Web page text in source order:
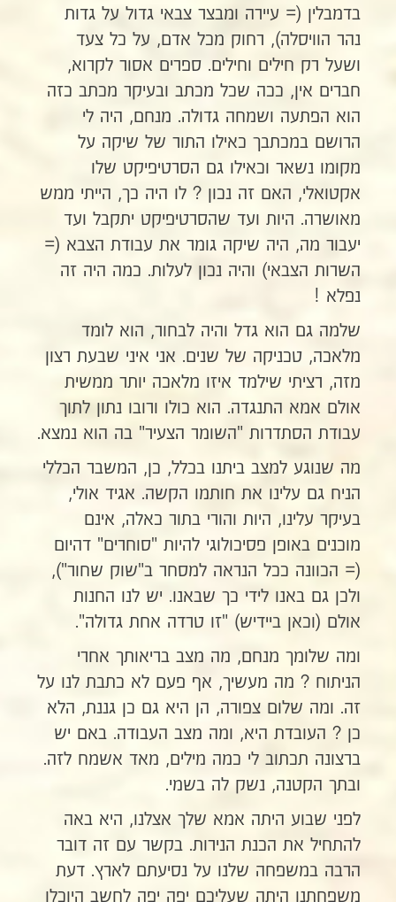
בדמבלין (= עיירה ומבצר צבאי גדול על גדות
נהר הוויסלה), רחוק מכל אדם, על כל צעד
ושעל רק חילים וחילים. ספרים אסור לקרוא,
חברים אין, ככה שכל מכתב ובעיקר מכתב כזה
הוא הפתעה ושמחה גדולה. מנחם, היה לי
הרושם במכתבך כאילו התור של שיקה על
מקומו נשאר וכאילו גם הסרטיפיקט שלו
אקטואלי, האם זה נכון ? לו היה כך, הייתי ממש
מאושרה. היות ועד שהסרטיפיקט יתקבל ועד
יעבור מה, היה שיקה גומר את עבודת הצבא (=
השרות הצבאי) והיה נכון לעלות. כמה היה זה
נפלא !
שלמה גם הוא גדל והיה לבחור, הוא לומד
מלאכה, טכניקה של שנים. אני איני שבעת רצון
מזה, רציתי שילמד איזו מלאכה יותר ממשית
אולם אמא התנגדה. הוא כולו ורובו נתון לתוך
עבודת הסתדרות "השומר הצעיר" בה הוא נמצא.
מה שנוגע למצב ביתנו בכלל, כן, המשבר הכללי
הניח גם עלינו את חותמו הקשה. אגיד אולי,
בעיקר עלינו, היות והורי בתור כאלה, אינם
מוכנים באופן פסיכולוגי להיות "סוחרים" דהיום
(= הכוונה ככל הנראה למסחר ב"שוק שחור"),
ולכן גם באנו לידי כך שבאנו. יש לנו החנות
אולם (וכאן ביידיש) "זו טרדה אחת גדולה".
ומה שלומך מנחם, מה מצב בריאותך אחרי
הניתוח ? מה מעשיך, אף פעם לא כתבת לנו על
זה. ומה שלום צפורה, הן היא גם כן גננת, הלא
כן ? העובדת היא, ומה מצב העבודה. באם יש
ברצונה תכתוב לי כמה מילים, מאד אשמח לזה.
ובתך הקטנה, נשק לה בשמי.
לפני שבוע היתה אמא שלך אצלנו, היא באה
להתחיל את הכנת הנירות. בקשר עם זה דובר
הרבה במשפחה שלנו על נסיעתם לארץ. דעת
משפחתנו היתה שעליכם יפה יפה לחשב היוכלו